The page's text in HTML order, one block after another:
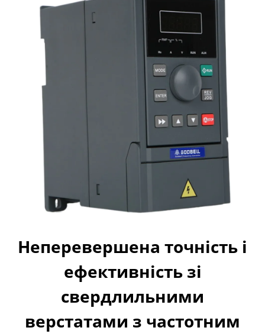
Неперевершена точність і
ефективність зі
свердлильними
верстатами з частотним